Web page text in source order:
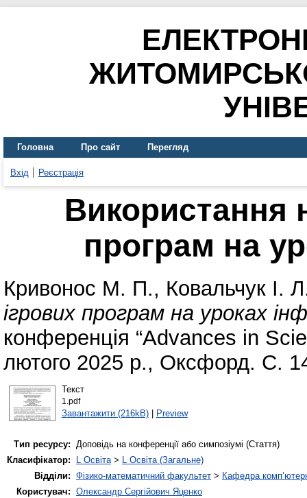
Головна Про сайт Перегляд
Вхід Реєстрація
Використання
програм на
Кривонос М. П., Ковальчук І.
ігрових програм на уроках
конференція “Advances in
лютого 2025 р., Оксфорд. С.
Текст
1.pdf
Завантажити (216kB)| Preview
Тип ресурсу: Доповідь на конференції або симпозіумі (Стаття)
Класифікатор:
L Освіта> L Освіта (Загальне)
Відділи: Фізико-математичний факультет > Кафедра
Користувач: Олександр Сергійович Яценко